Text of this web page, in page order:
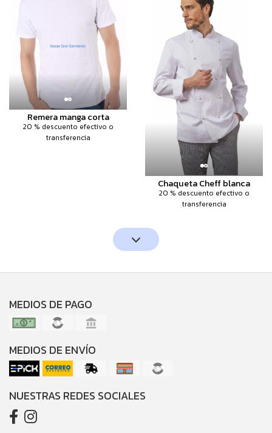
Remera manga corta
20 % descuento efectivo o
transferencia
Chaqueta Cheff blanca
20 % descuento efectivo o
transferencia
MEDIOS DE PAGO
MEDIOS DE ENVÍO
NUESTRAS REDES SOCIALES